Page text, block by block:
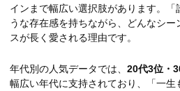
インまで幅広い選択肢があります。「
うな存在感を持ちながら、どんなシ
スが長く愛される理由です。
年代別の人気データでは、 20代3位・
幅広い年代に支持されており、「一